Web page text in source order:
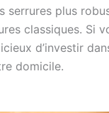
plus
classiques. Si
d’investir
domicile.